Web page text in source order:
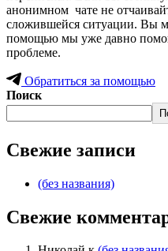
анонимном чате не
сложившейся ситуации. Вы
помощью мы уже давно
проблеме.
Обратиться за помощью
Поиск
Свежие записи
(без названия)
Свежие